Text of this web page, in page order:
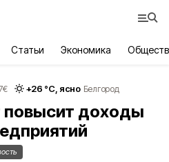
Статьи Экономика
€ +26 °С, ясно Белгород
повысит доходы